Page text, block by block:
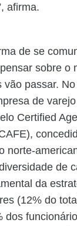
afirma.
de se
sobre o
vão passar. No
de
Certified
norte-
de
da
(12% do
dos